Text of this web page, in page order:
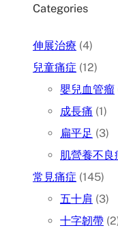
Categories
伸展治療 (4)
兒童痛症 (12)
嬰兒血管瘤
成長痛 (1)
扁平足 (3)
肌營養不良
常見痛症 (145)
五十肩 (3)
十字韌帶